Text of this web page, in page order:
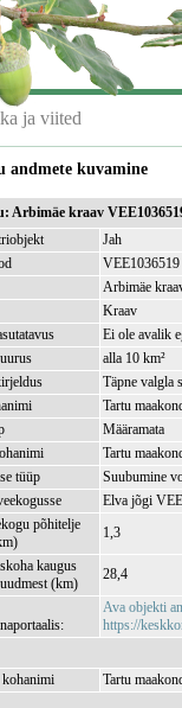
ja viited
andmete kuvamine
Arbimäe kraav
Jah
VEE1036519
Arbimäe
Kraav
Ei ole avalik
alla 10 km²
Täpne valgla
Tartu
Määramata
Tartu
tüüp
Suubumine
Elva jõgi
põhitelje
1,3
kaugus
(km)
28,4
Ava objekti
https://
Tartu